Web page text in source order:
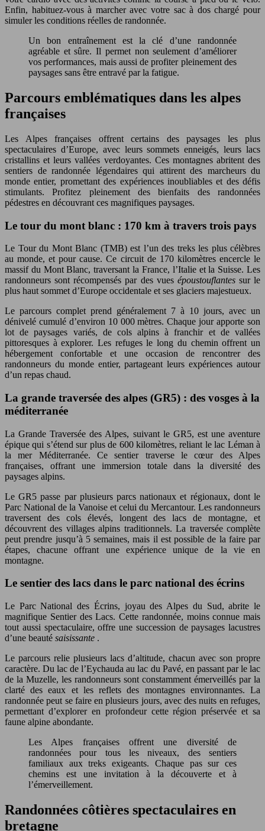
Enfin, habituez-vous à marcher avec votre sac à dos chargé pour
simuler les conditions réelles de randonnée.
Un bon entraînement est la clé d’une randonnée
agréable et sûre. Il permet non seulement d’améliorer
vos performances, mais aussi de profiter pleinement des
paysages sans être entravé par la fatigue.
Parcours emblématiques dans les alpes
françaises
Les Alpes françaises offrent certains des paysages les plus
spectaculaires d’Europe, avec leurs sommets enneigés, leurs lacs
cristallins et leurs vallées verdoyantes. Ces montagnes abritent des
sentiers de randonnée légendaires qui attirent des marcheurs du
monde entier, promettant des expériences inoubliables et des défis
stimulants. Profitez pleinement des bienfaits des randonnées
pédestres en découvrant ces magnifiques paysages.
Le tour du mont blanc : 170 km à travers trois pays
Le Tour du Mont Blanc (TMB) est l’un des treks les plus célèbres
au monde, et pour cause. Ce circuit de 170 kilomètres encercle le
massif du Mont Blanc, traversant la France, l’Italie et la Suisse. Les
randonneurs sont récompensés par des vues époustouflantes sur le
plus haut sommet d’Europe occidentale et ses glaciers majestueux.
Le parcours complet prend généralement 7 à 10 jours, avec un
dénivelé cumulé d’environ 10 000 mètres. Chaque jour apporte son
lot de paysages variés, de cols alpins à franchir et de vallées
pittoresques à explorer. Les refuges le long du chemin offrent un
hébergement confortable et une occasion de rencontrer des
randonneurs du monde entier, partageant leurs expériences autour
d’un repas chaud.
La grande traversée des alpes (GR5) : des vosges à la
méditerranée
La Grande Traversée des Alpes, suivant le GR5, est une aventure
épique qui s’étend sur plus de 600 kilomètres, reliant le lac Léman à
la mer Méditerranée. Ce sentier traverse le cœur des Alpes
françaises, offrant une immersion totale dans la diversité des
paysages alpins.
Le GR5 passe par plusieurs parcs nationaux et régionaux, dont le
Parc National de la Vanoise et celui du Mercantour. Les randonneurs
traversent des cols élevés, longent des lacs de montagne, et
découvrent des villages alpins traditionnels. La traversée complète
peut prendre jusqu’à 5 semaines, mais il est possible de la faire par
étapes, chacune offrant une expérience unique de la vie en
montagne.
Le sentier des lacs dans le parc national des écrins
Le Parc National des Écrins, joyau des Alpes du Sud, abrite le
magnifique Sentier des Lacs. Cette randonnée, moins connue mais
tout aussi spectaculaire, offre une succession de paysages lacustres
d’une beauté saisissante .
Le parcours relie plusieurs lacs d’altitude, chacun avec son propre
caractère. Du lac de l’Eychauda au lac du Pavé, en passant par le lac
de la Muzelle, les randonneurs sont constamment émerveillés par la
clarté des eaux et les reflets des montagnes environnantes. La
randonnée peut se faire en plusieurs jours, avec des nuits en refuges,
permettant d’explorer en profondeur cette région préservée et sa
faune alpine abondante.
Les Alpes françaises offrent une diversité de
randonnées pour tous les niveaux, des sentiers
familiaux aux treks exigeants. Chaque pas sur ces
chemins est une invitation à la découverte et à
l’émerveillement.
Randonnées côtières spectaculaires en
bretagne